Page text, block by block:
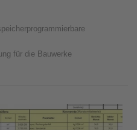
für die Bauwerke